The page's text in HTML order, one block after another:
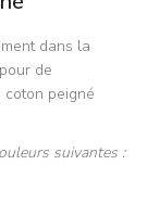
dans la
de
coton peigné
suivantes :